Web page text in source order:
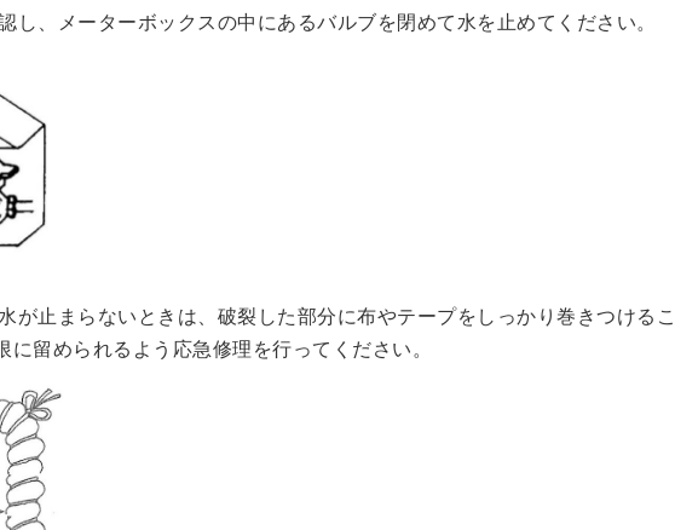
し、メーターボックスの中にあるバルブを閉めて水を止めてください。
が止まらないときは、破裂した部分に布やテープをしっかり巻きつける
に留められるよう応急修理を行ってください。